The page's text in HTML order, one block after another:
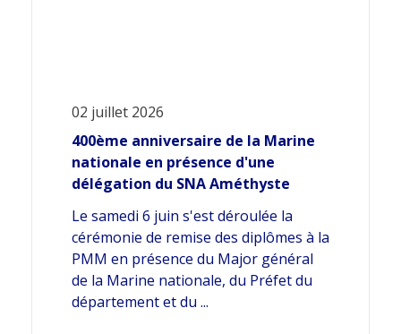
02 juillet 2026
400ème anniversaire de la Marine
nationale en présence d'une
délégation du SNA Améthyste
Le samedi 6 juin s'est déroulée la
cérémonie de remise des diplômes à la
PMM en présence du Major général
de la Marine nationale, du Préfet du
département et du ...